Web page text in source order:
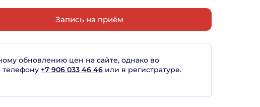
Запись на приём
обновлению цен на сайте, однако во
+7 906 033 46 46 или в регистратуре.